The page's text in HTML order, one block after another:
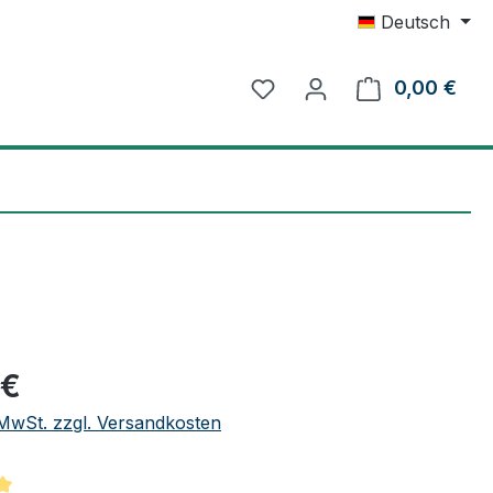
Deutsch
0,00 €
zzgl. Versandkosten